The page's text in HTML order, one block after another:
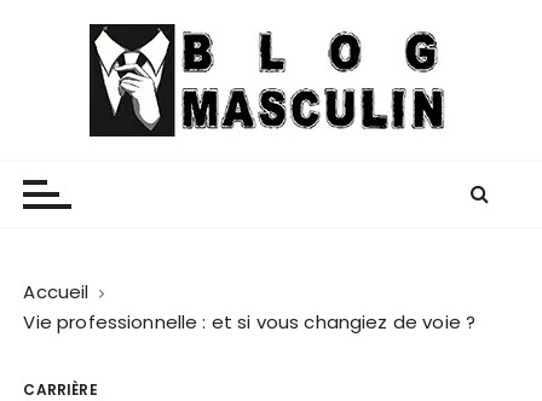
Accueil
Vie professionnelle : et si vous changiez de voie ?
CARRIÈRE